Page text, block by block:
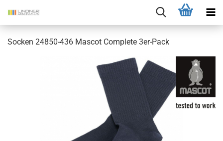
Socken 24850-436 Mascot Complete 3er-Pack